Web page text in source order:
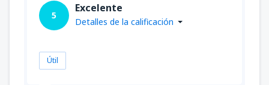
5
Excelente
Detalles de la calificación
Útil